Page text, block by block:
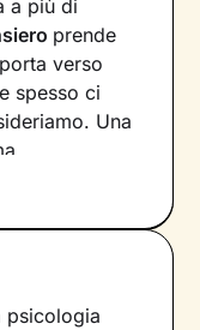
a più di
prende
verso
spesso ci
Una
porti a una
psicologia